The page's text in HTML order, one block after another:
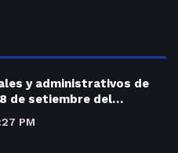
y administrativos de
de setiembre del…
PM